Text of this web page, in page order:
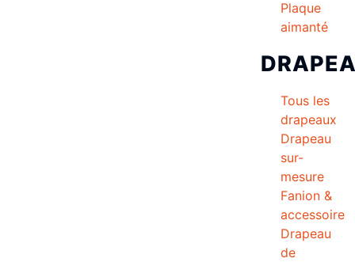
Plaque
aimanté
Tous les
drapeaux
Drapeau
sur-
mesure
Fanion &
accessoire
Drapeau
de